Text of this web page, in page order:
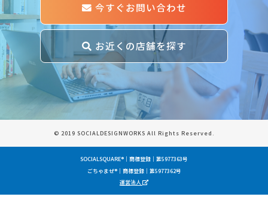
今すぐお問い合わせ
お近くの店舗を探す
© 2019 SOCIALDESIGNWORKS All Rights Reserved.
SOCIALSQUARE®｜商標登録｜第5977363号
ごちゃまぜ®｜商標登録｜第5977362号
運営法人